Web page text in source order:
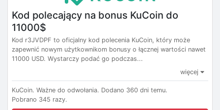
Kod polecający na bonus KuCoin do
11000$
Kod r3JVDPF to oficjalny kod polecenia KuCoin, który może
zapewnić nowym użytkownikom bonusy o łącznej wartości nawet
11000 USD. Wystarczy podać go podczas...
więcej
KuCoin. Ważne do odwołania. Dodano 360 dni temu.
Pobrano 345 razy.